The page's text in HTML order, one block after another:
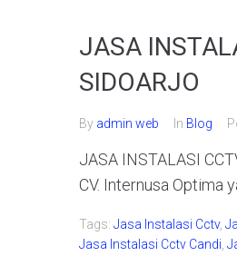
JASA
SIDOARJO
By admin web In Blog
JASA INSTALASI
CV. Internusa Optima
Tags: Jasa Instalasi Cctv,
Jasa Instalasi Cctv Candi